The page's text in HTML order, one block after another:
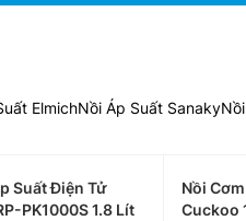
ElmichNồi Áp Suất Sanaky
Suất Điện Tử
PK1000S 1.8 Lít
Nồi
Cuckoo